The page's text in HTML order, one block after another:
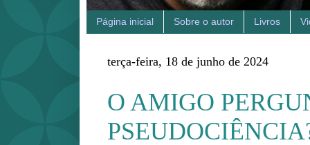
Página inicial Sobre o autor Livros
terça-feira, 18 de junho de 2024
O AMIGO